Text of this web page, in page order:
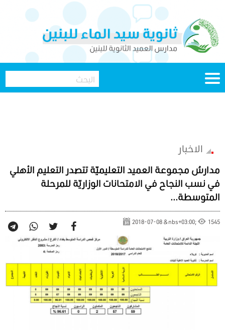
الاخبار
مدارسُ مجموعة العميد التعليميّة تتصدر التعليم الأهلي
في نسب النجاح في الامتحانات الوزاريّة للمرحلة
المتوسطة...
2018-07-08 &nbs+03:00; 1545